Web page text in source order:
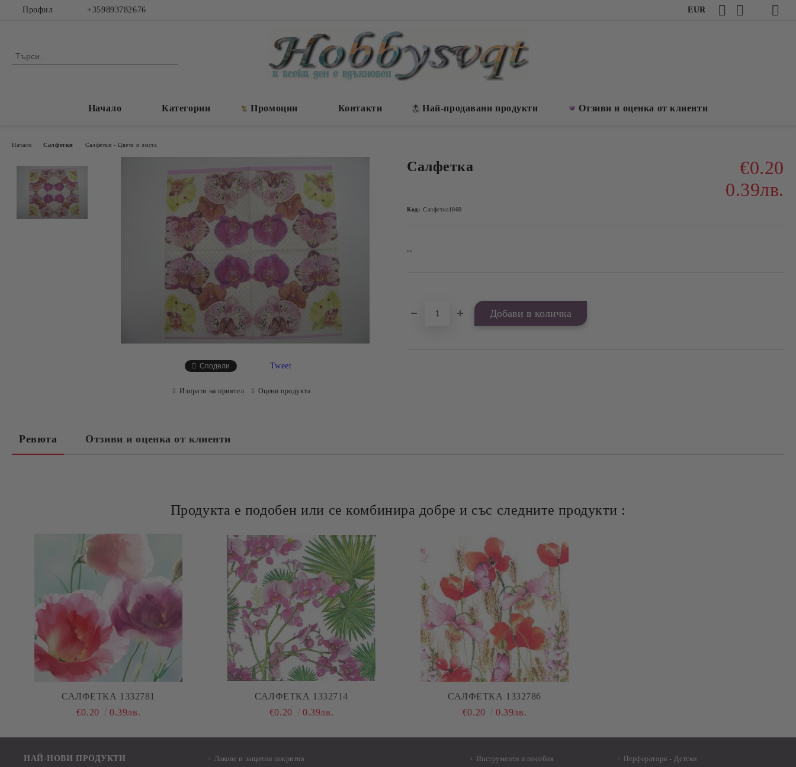
Профил +359893782676 EUR
Начало Категории Промоции Контакти Най-продавани продукти Отзиви и оценка от клиенти
Начало Салфетки Салфетки - Цветя и листа
Салфетка
€0.20
0.39лв.
Код: Салфетка1860
..
Сподели Tweet
Изпрати на приятел Оцени продукта
Ревюта Отзиви и оценка от клиенти
Продукта е подобен или се комбинира добре и със следните продукти :
САЛФЕТКА 1332781
€0.20
0.39лв.
САЛФЕТКА 1332714
€0.20
0.39лв.
САЛФЕТКА 1332786
€0.20
0.39лв.
НАЙ-НОВИ ПРОДУКТИ
Лакове и защитни покрития
Инструменти и пособия
Перфоратори - Детски